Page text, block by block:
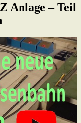
Anlage – Teil